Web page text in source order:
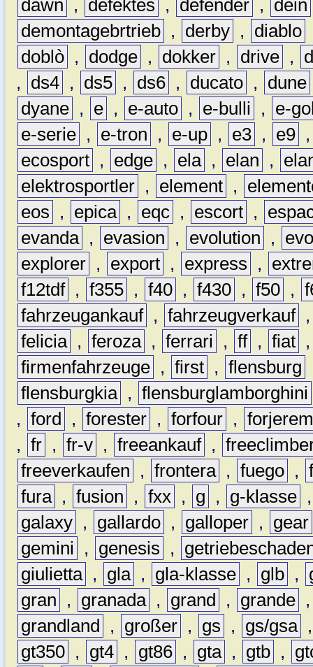
dawn , defektes , defender , dein
demontagebrtrieb , derby , diablo
doblò , dodge , dokker , drive ,
,
ds4 , ds5 , ds6 , ducato , dune
dyane , e , e-auto , e-bulli ,
e-
e-serie , e-tron , e-up , e3 , e9
ecosport , edge , ela , elan ,
elektrosportler , element ,
eos
, epica , eqc , escort ,
evanda , evasion , evolution ,
explorer , export , express ,
f12tdf , f355 , f40 , f430 , f50 ,
fahrzeugankauf , fahrzeugverkauf
felicia , feroza , ferrari , ff , fiat
firmenfahrzeuge , first , flensburg
flensburgkia , flensburglamborghini
, ford , forester , forfour ,
, fr , fr-v , freeankauf ,
freeverkaufen
, frontera , fuego ,
fura , fusion , fxx , g , g-klasse
galaxy , gallardo , galloper ,
gear
gemini
, genesis ,
giulietta , gla , gla-klasse , glb ,
gran
, granada , grand , grande
grandland
, großer , gs , gs/gsa
gt350 , gt4 , gt86 , gta , gtb ,